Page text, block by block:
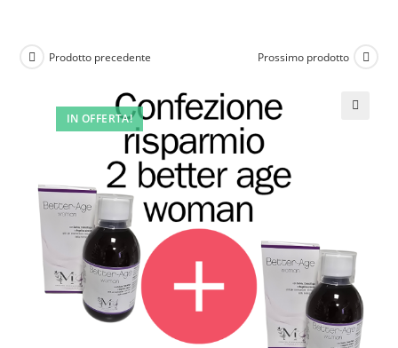
IN OFFERTA!
Prodotto precedente Prossimo prodotto